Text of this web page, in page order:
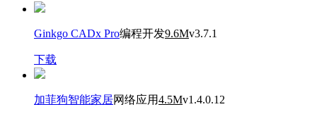
Ginkgo CADx Pro编程开发9.6Mv3.7.1
下载
加菲狗智能家居网络应用4.5Mv1.4.0.12